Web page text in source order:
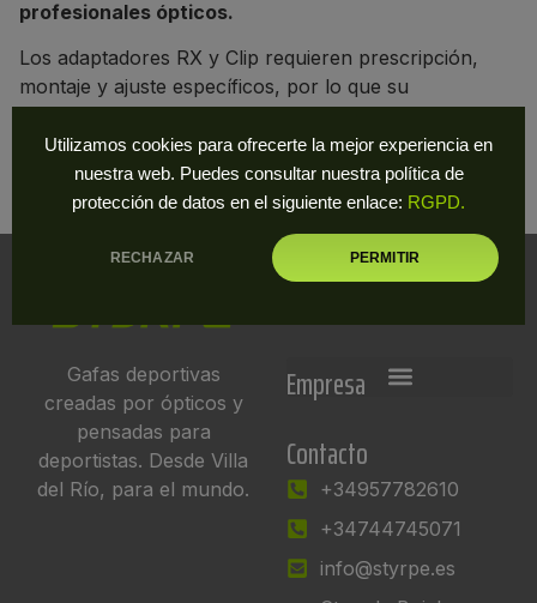
Utilizamos cookies para ofrecerte la mejor experiencia en
nuestra web. Puedes consultar nuestra política de
protección de datos en el siguiente enlace: RGPD.
RECHAZAR PERMITIR
profesionales ópticos.
Los adaptadores RX y Clip requieren prescripción,
montaje y ajuste específicos, por lo que su
profesionales.
Gafas deportivas
creadas por ópticos y
pensadas para
deportistas. Desde Villa
del Río, para el mundo.
Empresa
Contacto
+34957782610
+34744745071
info@styrpe.es